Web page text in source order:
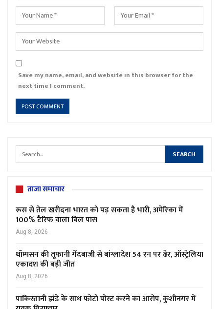
Save my name, email, and website in this browser for the
next time I comment.
ताजा समाचार
रूस से तेल खरीदना भारत को पड़ सकता है भारी, अमेरिका में
100% टैरिफ वाला बिल पास
Aug 8, 2026
थॉम्पसन की तूफानी गेंदबाजी से बांग्लादेश 54 रन पर ढेर, ऑस्ट्रेलिया
एकादश की बड़ी जीत
Aug 8, 2026
पाकिस्तानी झंडे के साथ फोटो पोस्ट करने का आरोप, कुशीनगर में